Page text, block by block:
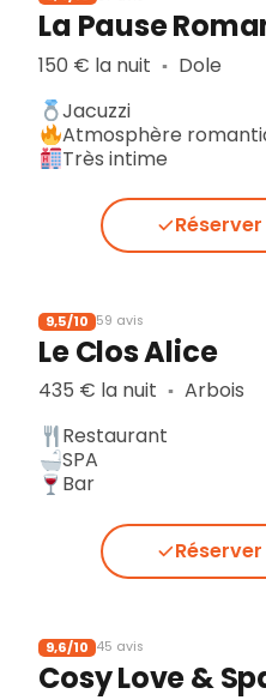
La Pause
150 € la nuit ▪︎ Dole
Jacuzzi
Atmosphère
Très intime
9,5/10 59 avis
Le Clos Alice
435 € la nuit ▪︎ Arbois
Restaurant
SPA
Bar
9,6/10 45 avis
Cosy Love &